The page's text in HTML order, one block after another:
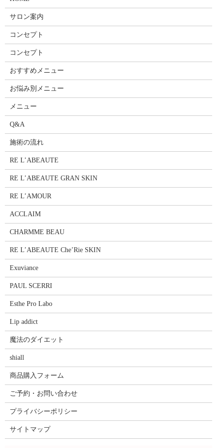
サロン案内
コンセプト
コンセプト
おすすめメニュー
お悩み別メニュー
メニュー
Q&A
施術の流れ
RE L’ABEAUTE
RE L’ABEAUTE GRAN SKIN
RE L’AMOUR
ACCLAIM
CHARMME BEAU
RE L’ABEAUTE Che’Rie SKIN
Exuviance
PAUL SCERRI
Esthe Pro Labo
Lip addict
魔法のダイエット
shiall
商品購入フォーム
ご予約・お問い合わせ
プライバシーポリシー
サイトマップ